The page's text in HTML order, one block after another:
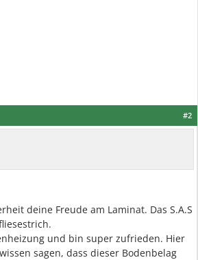
#2
deine Freude am Laminat. Das S.A.S
und bin super zufrieden. Hier
sagen, dass dieser Bodenbelag